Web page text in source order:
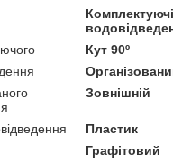
Кут 90º
Зовнішній
Пластик
Графітовий